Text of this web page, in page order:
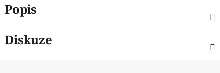
Popis
Diskuze